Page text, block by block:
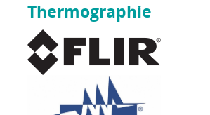
Thermographie